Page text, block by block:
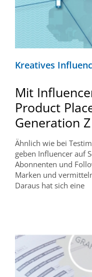
Kreatives
Mit
Product
Generation
Ähnlich wie bei
geben Influencer auf
Abonnenten und
Marken und
Daraus hat sich eine